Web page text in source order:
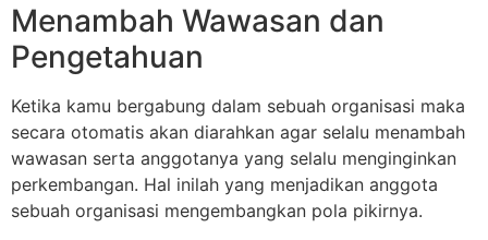
Menambah Wawasan dan
Pengetahuan
Ketika kamu bergabung dalam sebuah organisasi maka
secara otomatis akan diarahkan agar selalu menambah
wawasan serta anggotanya yang selalu menginginkan
perkembangan. Hal inilah yang menjadikan anggota
sebuah organisasi mengembangkan pola pikirnya.